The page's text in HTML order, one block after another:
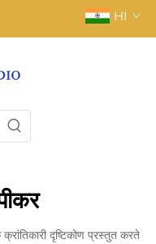
HI
दृष्टिकोण प्रस्तुत करते